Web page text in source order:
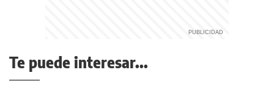
Te puede interesar...